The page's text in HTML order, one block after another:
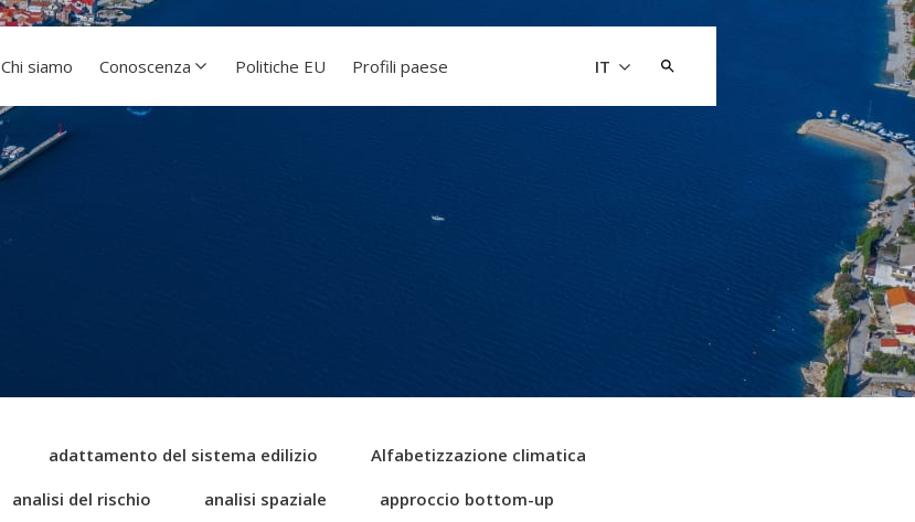
IT
Chi siamo Conoscenza Politiche EU Profili paese
adattamento del sistema edilizio
Alfabetizzazione climatica
analisi del rischio analisi spaziale
approccio bottom-up